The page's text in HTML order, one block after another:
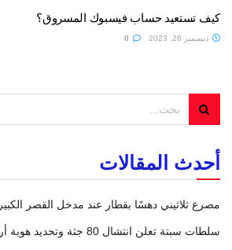
كيف تستعيد حساب فيسبوك المسروق؟
ديسمبر 28, 2023
أحدث المقالات
مصرع ثلاثيني دهسًا بقطار عند مدخل القصر الكبير
سلطات سبتة تعلن انتشال 80 جثة وتحديد هوية أربعة ضحايا